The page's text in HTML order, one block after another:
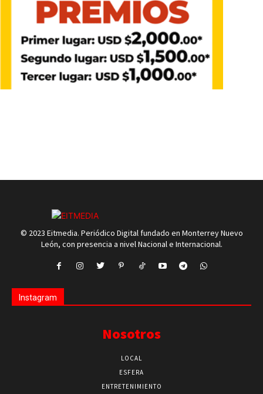
© 2023 Eitmedia. Periódico Digital fundado en Monterrey Nuevo
León, con presencia a nivel Nacional e Internacional.
Instagram
Nosotros
LOCAL
ESFERA
ENTRETENIMIENTO